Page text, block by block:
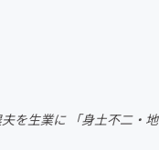
飲食店
を生業に 「身土不二・